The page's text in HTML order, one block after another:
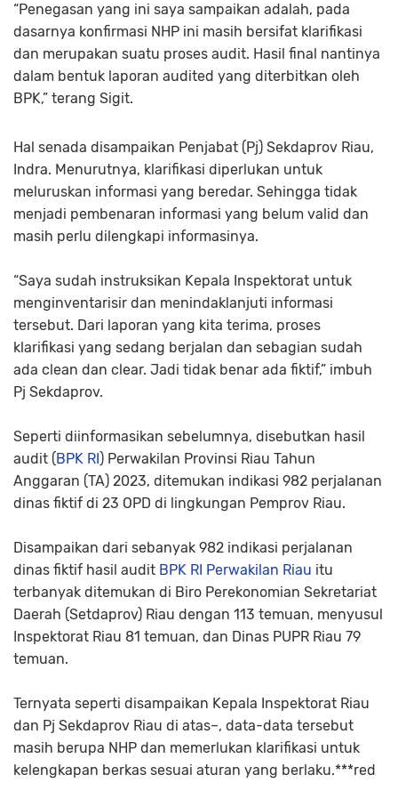
“Penegasan yang ini saya sampaikan adalah, pada
dasarnya konfirmasi NHP ini masih bersifat klarifikasi
dan merupakan suatu proses audit. Hasil final nantinya
dalam bentuk laporan audited yang diterbitkan oleh
BPK,” terang Sigit.
Hal senada disampaikan Penjabat (Pj) Sekdaprov Riau,
Indra. Menurutnya, klarifikasi diperlukan untuk
meluruskan informasi yang beredar. Sehingga tidak
menjadi pembenaran informasi yang belum valid dan
masih perlu dilengkapi informasinya.
“Saya sudah instruksikan Kepala Inspektorat untuk
menginventarisir dan menindaklanjuti informasi
tersebut. Dari laporan yang kita terima, proses
klarifikasi yang sedang berjalan dan sebagian sudah
ada clean dan clear. Jadi tidak benar ada fiktif,” imbuh
Pj Sekdaprov.
Seperti diinformasikan sebelumnya, disebutkan hasil
audit ( BPK RI ) Perwakilan Provinsi Riau Tahun
Anggaran (TA) 2023, ditemukan indikasi 982 perjalanan
dinas fiktif di 23 OPD di lingkungan Pemprov Riau.
Disampaikan dari sebanyak 982 indikasi perjalanan
dinas fiktif hasil audit BPK RI Perwakilan Riau itu
terbanyak ditemukan di Biro Perekonomian Sekretariat
Daerah (Setdaprov) Riau dengan 113 temuan, menyusul
Inspektorat Riau 81 temuan, dan Dinas PUPR Riau 79
temuan.
Ternyata seperti disampaikan Kepala Inspektorat Riau
dan Pj Sekdaprov Riau di atas–, data-data tersebut
masih berupa NHP dan memerlukan klarifikasi untuk
kelengkapan berkas sesuai aturan yang berlaku.***red